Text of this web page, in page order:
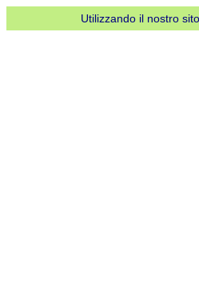
Utilizzando il nostro